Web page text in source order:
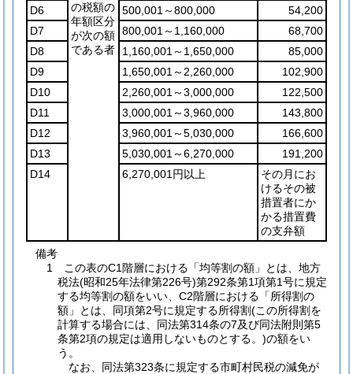
の税額の
年額区分
が次の額
である者
D6
500,001～800,000
54,200
D7
800,001～1,160,000
68,700
D8
1,160,001～1,650,000
85,000
D9
1,650,001～2,260,000
102,900
D10
2,260,001～3,000,000
122,500
D11
3,000,001～3,960,000
143,800
D12
3,960,001～5,030,000
166,600
D13
5,030,001～6,270,000
191,200
D14
6,270,001円以上
その月にお
けるその被
措置者にか
かる措置費
の支弁額
備考
1 この表のC1階層における「均等割の額」とは、地方
税法(昭和25年法律第226号)第292条第1項第1号に規定
する均等割の額をいい、C2階層における「所得割の
額」とは、同項第2号に規定する所得割(この所得割を
計算する場合には、同法第314条の7及び同法附則第5
条第2項の規定は適用しないものとする。)の額をい
う。
なお、同法第323条に規定する市町村民税の減免が